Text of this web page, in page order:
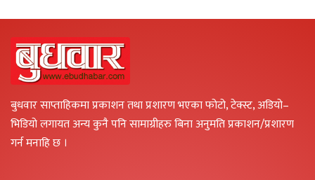
बुधवार साप्ताहिकमा प्रकाशन तथा प्रशारण भएका फोटो, टेक्स्ट, अडियो–
भिडियो लगायत अन्य कुनै पनि सामाग्रीहरु बिना अनुमति प्रकाशन/प्रशारण
गर्न मनाहि छ ।